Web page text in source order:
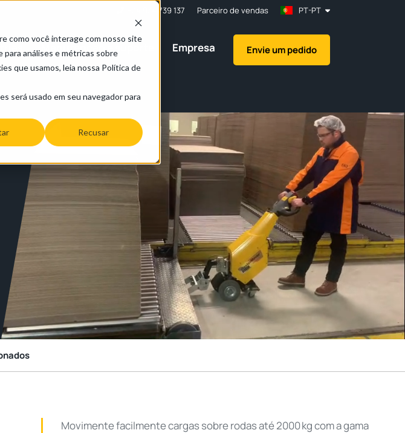
como você interage com nosso site
para análises e métricas sobre
que usamos, leia nossa Política de
será usado em seu navegador para
Recusar
+34 934 739 137 Parceiro de vendas PT-PT
Manutencao e suporte Empresa Envie um pedido
Movimente facilmente cargas sobre rodas até 2000 kg com a gama